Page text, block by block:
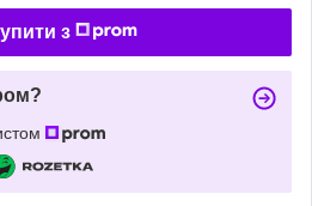
з